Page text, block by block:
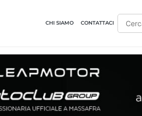
CHI SIAMO CONTATTACI